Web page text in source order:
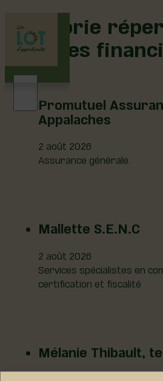
Catégorie
Services
Promutuel
Appalaches
2 août 2026
Assurance générale.
Mallette S.E.N.C
2 août 2026
Services spécialistes en
certification et fiscalité
Mélanie Thibault,